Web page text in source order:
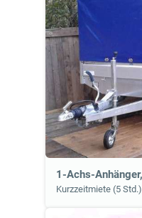
Kurzzeitmiete (5 Std.)